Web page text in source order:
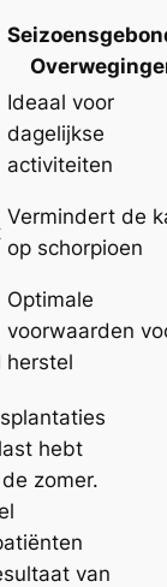
Ideaal voor
dagelijkse
activiteiten
Vermindert de
op schorpioen
Optimale
voorwaarden
herstel
hebt
zomer.
van